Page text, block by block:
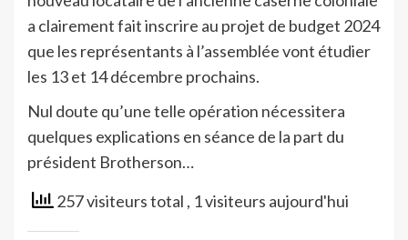
a clairement fait inscrire au projet de budget 2024
que les représentants à l’assemblée vont étudier
les 13 et 14 décembre prochains.
Nul doute qu’une telle opération nécessitera
quelques explications en séance de la part du
président Brotherson…
257 visiteurs total , 1 visiteurs aujourd'hui